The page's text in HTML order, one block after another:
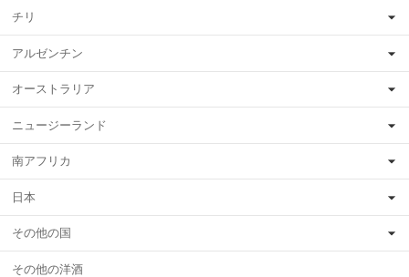
チリ
アルゼンチン
オーストラリア
ニュージーランド
南アフリカ
日本
その他の国
その他の洋酒